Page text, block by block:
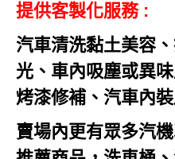
提供客製化服務 :
汽車清洗黏土美容
光、車內吸塵或異
烤漆修補、汽車內
賣場內更有眾多汽